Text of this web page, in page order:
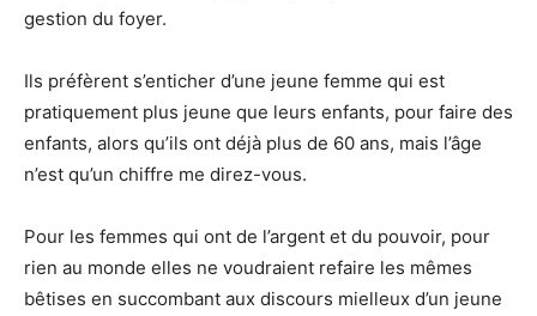
gestion du foyer.
Ils préfèrent s’enticher d’une jeune femme qui est
pratiquement plus jeune que leurs enfants, pour faire des
enfants, alors qu’ils ont déjà plus de 60 ans, mais l’âge
n’est qu’un chiffre me direz-vous.
Pour les femmes qui ont de l’argent et du pouvoir, pour
rien au monde elles ne voudraient refaire les mêmes
bêtises en succombant aux discours mielleux d’un jeune